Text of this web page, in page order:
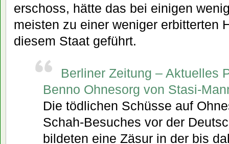
erschoss, hätte das bei einigen
meisten zu einer weniger erbitterten
diesem Staat geführt.
Berliner Zeitung – Aktuelles
Benno Ohnesorg von Stasi-
Die tödlichen Schüsse auf
Schah-Besuches vor der
bildeten eine Zäsur in der bis